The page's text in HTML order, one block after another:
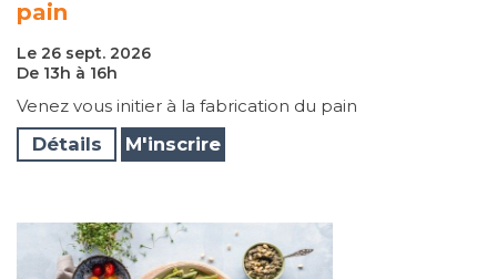
pain
Le 26 sept. 2026
De 13h à 16h
Venez vous initier à la fabrication du pain
Détails M'inscrire